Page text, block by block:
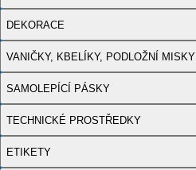
DEKORACE
VANIČKY, KBELÍKY, PODLOŽNÍ MISKY
SAMOLEPÍCÍ PÁSKY
TECHNICKÉ PROSTŘEDKY
ETIKETY